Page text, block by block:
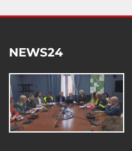
NEWS24